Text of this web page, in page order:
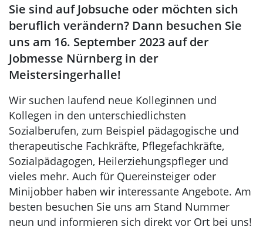
Sie sind auf Jobsuche oder möchten sich
beruflich verändern? Dann besuchen Sie
uns am 16. September 2023 auf der
Jobmesse Nürnberg in der
Meistersingerhalle!
Wir suchen laufend neue Kolleginnen und
Kollegen in den unterschiedlichsten
Sozialberufen, zum Beispiel pädagogische und
therapeutische Fachkräfte, Pflegefachkräfte,
Sozialpädagogen, Heilerziehungspfleger und
vieles mehr. Auch für Quereinsteiger oder
Minijobber haben wir interessante Angebote. Am
besten besuchen Sie uns am Stand Nummer
neun und informieren sich direkt vor Ort bei uns!